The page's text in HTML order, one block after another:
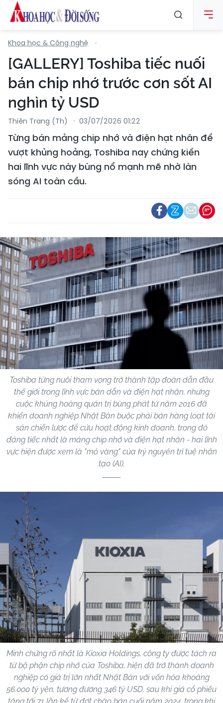
Khoa học & Công nghệ
[GALLERY] Toshiba tiếc nuối
bán chip nhớ trước cơn sốt AI
nghìn tỷ USD
Thiên Trang (Th) 03/07/2026 01:22
Từng bán mảng chip nhớ và điện hạt nhân để
vượt khủng hoảng, Toshiba nay chứng kiến
hai lĩnh vực này bùng nổ mạnh mẽ nhờ làn
sóng AI toàn cầu.
Toshiba từng nuôi tham vọng trở thành tập đoàn dẫn đầu
thế giới trong lĩnh vực bán dẫn và điện hạt nhân, nhưng
cuộc khủng hoảng quản trị bùng phát từ năm 2016 đã
khiến doanh nghiệp Nhật Bản buộc phải bán hàng loạt tài
sản chiến lược để cứu hoạt động kinh doanh, trong đó
đáng tiếc nhất là mảng chip nhớ và điện hạt nhân - hai lĩnh
vực hiện được xem là "mỏ vàng" của kỷ nguyên trí tuệ nhân
tạo (AI).
Minh chứng rõ nhất là Kioxia Holdings, công ty được tách ra
từ bộ phận chip nhớ của Toshiba, hiện đã trở thành doanh
nghiệp có giá trị lớn nhất Nhật Bản với vốn hóa khoảng
56.000 tỷ yên, tương đương 346 tỷ USD, sau khi giá cổ phiếu